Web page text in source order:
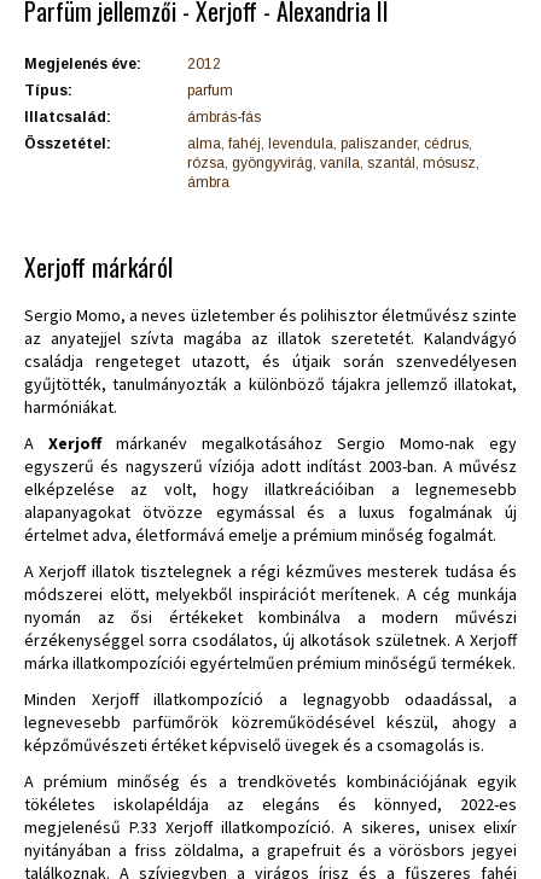
Parfüm jellemzői - Xerjoff - Alexandria II
Megjelenés éve:
2012
Típus:
parfum
Illatcsalád:
ámbrás-fás
Összetétel:
alma, fahéj, levendula, paliszander, cédrus,
rózsa, gyöngyvirág, vaníla, szantál, mósusz,
ámbra
Xerjoff márkáról
Sergio Momo, a neves üzletember és polihisztor életművész szinte
az anyatejjel szívta magába az illatok szeretetét. Kalandvágyó
családja rengeteget utazott, és útjaik során szenvedélyesen
gyűjtötték, tanulmányozták a különböző tájakra jellemző illatokat,
harmóniákat.
A Xerjoffmárkanév megalkotásához Sergio Momo-nak egy
egyszerű és nagyszerű víziója adott indítást 2003-ban. A művész
elképzelése az volt, hogy illatkreációiban a legnemesebb
alapanyagokat ötvözze egymással és a luxus fogalmának új
értelmet adva, életformává emelje a prémium minőség fogalmát.
A Xerjoff illatok tisztelegnek a régi kézműves mesterek tudása és
módszerei elött, melyekből inspirációt merítenek. A cég munkája
nyomán az ősi értékeket kombinálva a modern művészi
érzékenységgel sorra csodálatos, új alkotások születnek. A Xerjoff
márka illatkompozíciói egyértelműen prémium minőségű termékek.
Minden Xerjoff illatkompozíció a legnagyobb odaadással, a
legnevesebb parfümőrök közreműködésével készül, ahogy a
képzőművészeti értéket képviselő üvegek és a csomagolás is.
A prémium minőség és a trendkövetés kombinációjának egyik
tökéletes iskolapéldája az elegáns és könnyed, 2022-es
megjelenésű P.33 Xerjoff illatkompozíció. A sikeres, unisex elixír
nyitányában a friss zöldalma, a grapefruit és a vörösbors jegyei
találkoznak. A szívjegyben a virágos írisz és a fűszeres fahéj